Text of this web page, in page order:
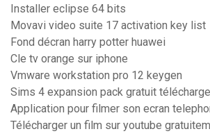
Installer eclipse 64 bits
Movavi video suite 17 activation key list
Fond décran harry potter huawei
Cle tv orange sur iphone
Vmware workstation pro 12 keygen
Sims 4 expansion pack gratuit
Application pour filmer son ecran
Télécharger un film sur youtube